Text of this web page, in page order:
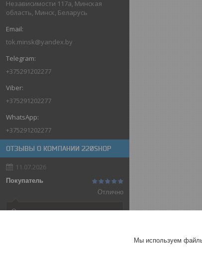
Независимости 117а, Минская
область, Минск, Беларусь
tok.minsk@yandex.by
+375291202277
+375291202277
+375291202277
ОТЗЫВЫ О КОМПАНИИ 220SHOP
11.07.2026
Покупатель
Отлично
Оригинальные товары автоматов
Мы используем